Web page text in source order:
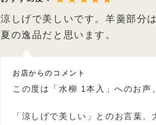
涼しげで美しいです。羊羹部分
夏の逸品だと思います。
お店からのコメント
この度は「水柳 1本入」へのお声
「涼しげで美しい」とのお言葉